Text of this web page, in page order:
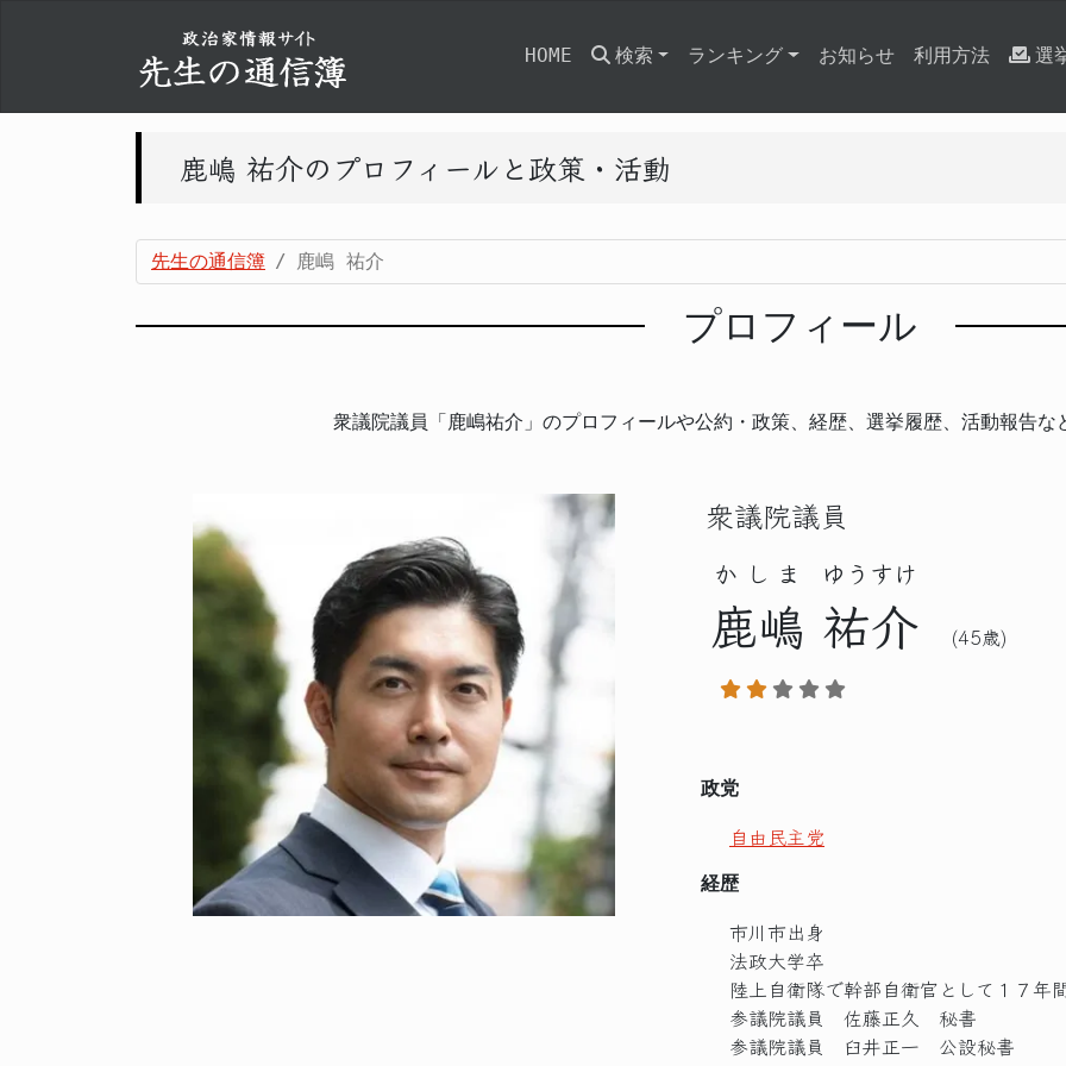
HOME 検索 ランキング お知らせ 利用方法 選
鹿嶋 祐介のプロフィールと政策・活動
先生の通信簿 鹿嶋 祐介
プロフィール
衆議院議員「鹿嶋祐介」のプロフィールや公約・政策、経歴、選挙履歴、活動報告な
衆議院議員
鹿嶋
かしま
祐介
ゆうすけ
(45歳)
政党
自由民主党
経歴
市川市出身
法政大学卒
陸上自衛隊で幹部自衛官として１７
参議院議員 佐藤正久 秘書
参議院議員 臼井正一 公設秘書